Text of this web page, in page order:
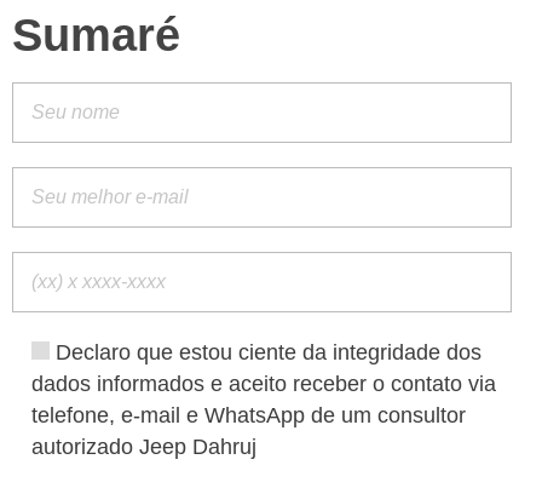
Sumaré
Declaro que estou ciente da integridade dos
dados informados e aceito receber o contato via
telefone, e-mail e WhatsApp de um consultor
autorizado Jeep Dahruj